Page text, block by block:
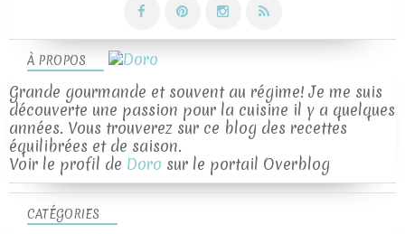
À PROPOS
Grande gourmande et souvent au régime! Je me suis
découverte une passion pour la cuisine il y a quelques
années. Vous trouverez sur ce blog des recettes
équilibrées et de saison.
Voir le profil de Doro sur le portail Overblog
CATÉGORIES